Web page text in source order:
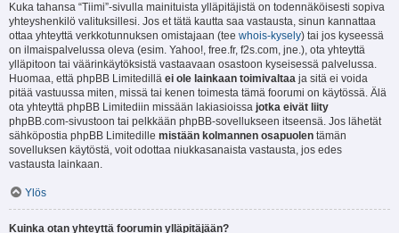
Kuka tahansa “Tiimi”-sivulla mainituista ylläpitäjistä on todennäköisesti sopiva
yhteyshenkilö valituksillesi. Jos et tätä kautta saa vastausta, sinun kannattaa
ottaa yhteyttä verkkotunnuksen omistajaan (tee whois-kysely) tai jos kyseessä
on ilmaispalvelussa oleva (esim. Yahoo!, free.fr, f2s.com, jne.), ota yhteyttä
ylläpitoon tai väärinkäytöksistä vastaavaan osastoon kyseisessä palvelussa.
Huomaa, että phpBB Limitedillä ei ole lainkaan toimivaltaa ja sitä ei voida
pitää vastuussa miten, missä tai kenen toimesta tämä foorumi on käytössä. Älä
ota yhteyttä phpBB Limitediin missään lakiasioissa jotka eivät liity
phpBB.com-sivustoon tai pelkkään phpBB-sovellukseen itseensä. Jos lähetät
sähköpostia phpBB Limitedille mistään kolmannen osapuolen tämän
sovelluksen käytöstä, voit odottaa niukkasanaista vastausta, jos edes
vastausta lainkaan.
Ylös
Kuinka otan yhteyttä foorumin ylläpitäjään?